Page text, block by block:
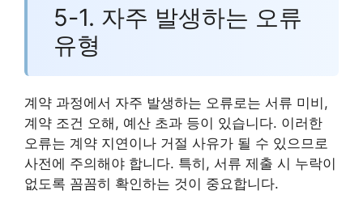
5-1. 자주 발생하는 오류
유형
계약 과정에서 자주 발생하는 오류로는 서류 미비,
계약 조건 오해, 예산 초과 등이 있습니다. 이러한
오류는 계약 지연이나 거절 사유가 될 수 있으므로
사전에 주의해야 합니다. 특히, 서류 제출 시 누락이
없도록 꼼꼼히 확인하는 것이 중요합니다.